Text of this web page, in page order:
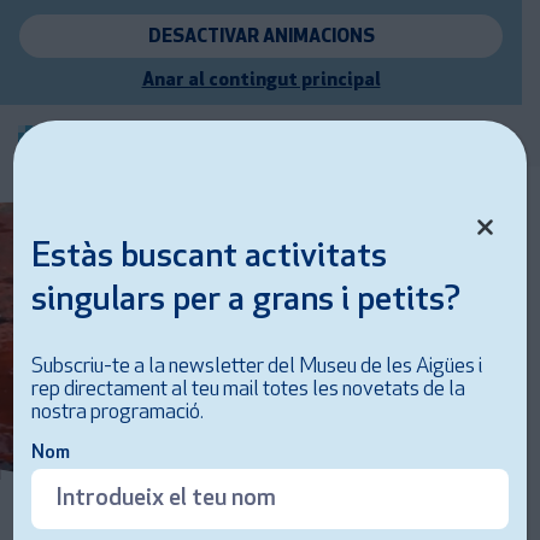
Anar al contingut principal
DESACTIVAR ANIMACIONS
Estàs buscant activitats
singulars per a grans i petits?
Subscriu-te a la newsletter del Museu de les Aigües i
rep directament al teu mail totes les novetats de la
nostra programació.
Nom